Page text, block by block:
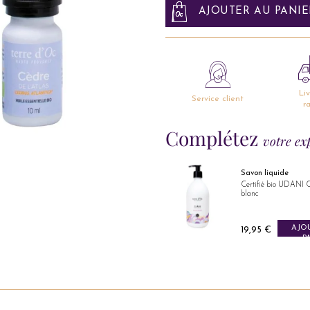
AJOUTER AU
Service client
Complétez votre
Savon liquide
Certifié bio UDANI Coton thé
Prix
19,95 €
AJOUTER AU